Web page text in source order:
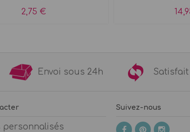
2,75 €
Envoi sous 24h
personnalisés
Suivez-nous